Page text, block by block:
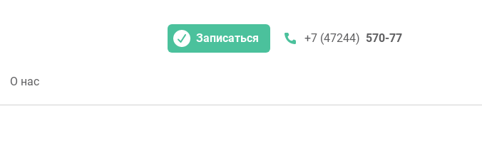
Записаться +7 (47244) 570-77
О нас